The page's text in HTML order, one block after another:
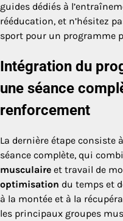
guides dédiés à
rééducation, et n’hésitez
sport pour un programme
Intégration du
une séance
renforcement
La dernière étape consiste
séance complète, qui
musculaire et travail de
optimisation du temps et
à la montée et à la
les principaux groupes